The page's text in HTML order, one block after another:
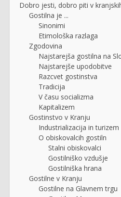
Dobro jesti, dobro piti v
Gostilna je ...
Sinonimi
Etimološka razlaga
Zgodovina
Najstarejša gostilna na
Najstarejše upodobitve
Razcvet gostinstva
Tradicija
V času socializma
Kapitalizem
Gostinstvo v Kranju
Industrializacija in turizem
O obiskovalcih gostiln
Stalni obiskovalci
Gostilniško vzdušje
Gostilniška hrana
Gostilne v Kranju
Gostilne na Glavnem trgu